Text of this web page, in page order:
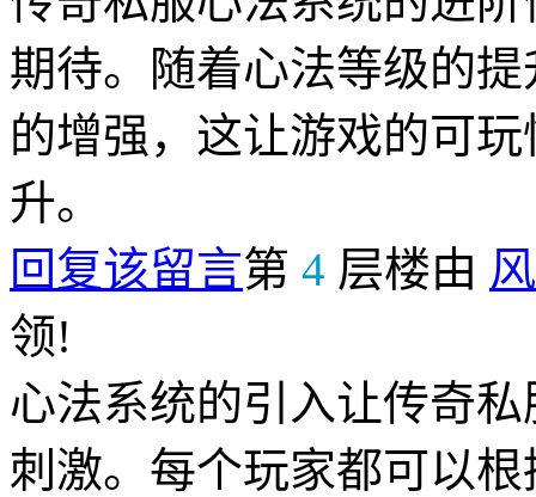
期待。随着心法等级的
的增强，这让游戏的可
升。
回复该留言第 4 层楼由
领!
心法系统的引入让传奇
刺激。每个玩家都可以